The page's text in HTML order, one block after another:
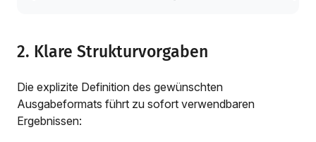
2. Klare Strukturvorgaben
Die explizite Definition des gewünschten
Ausgabeformats führt zu sofort verwendbaren
Ergebnissen: